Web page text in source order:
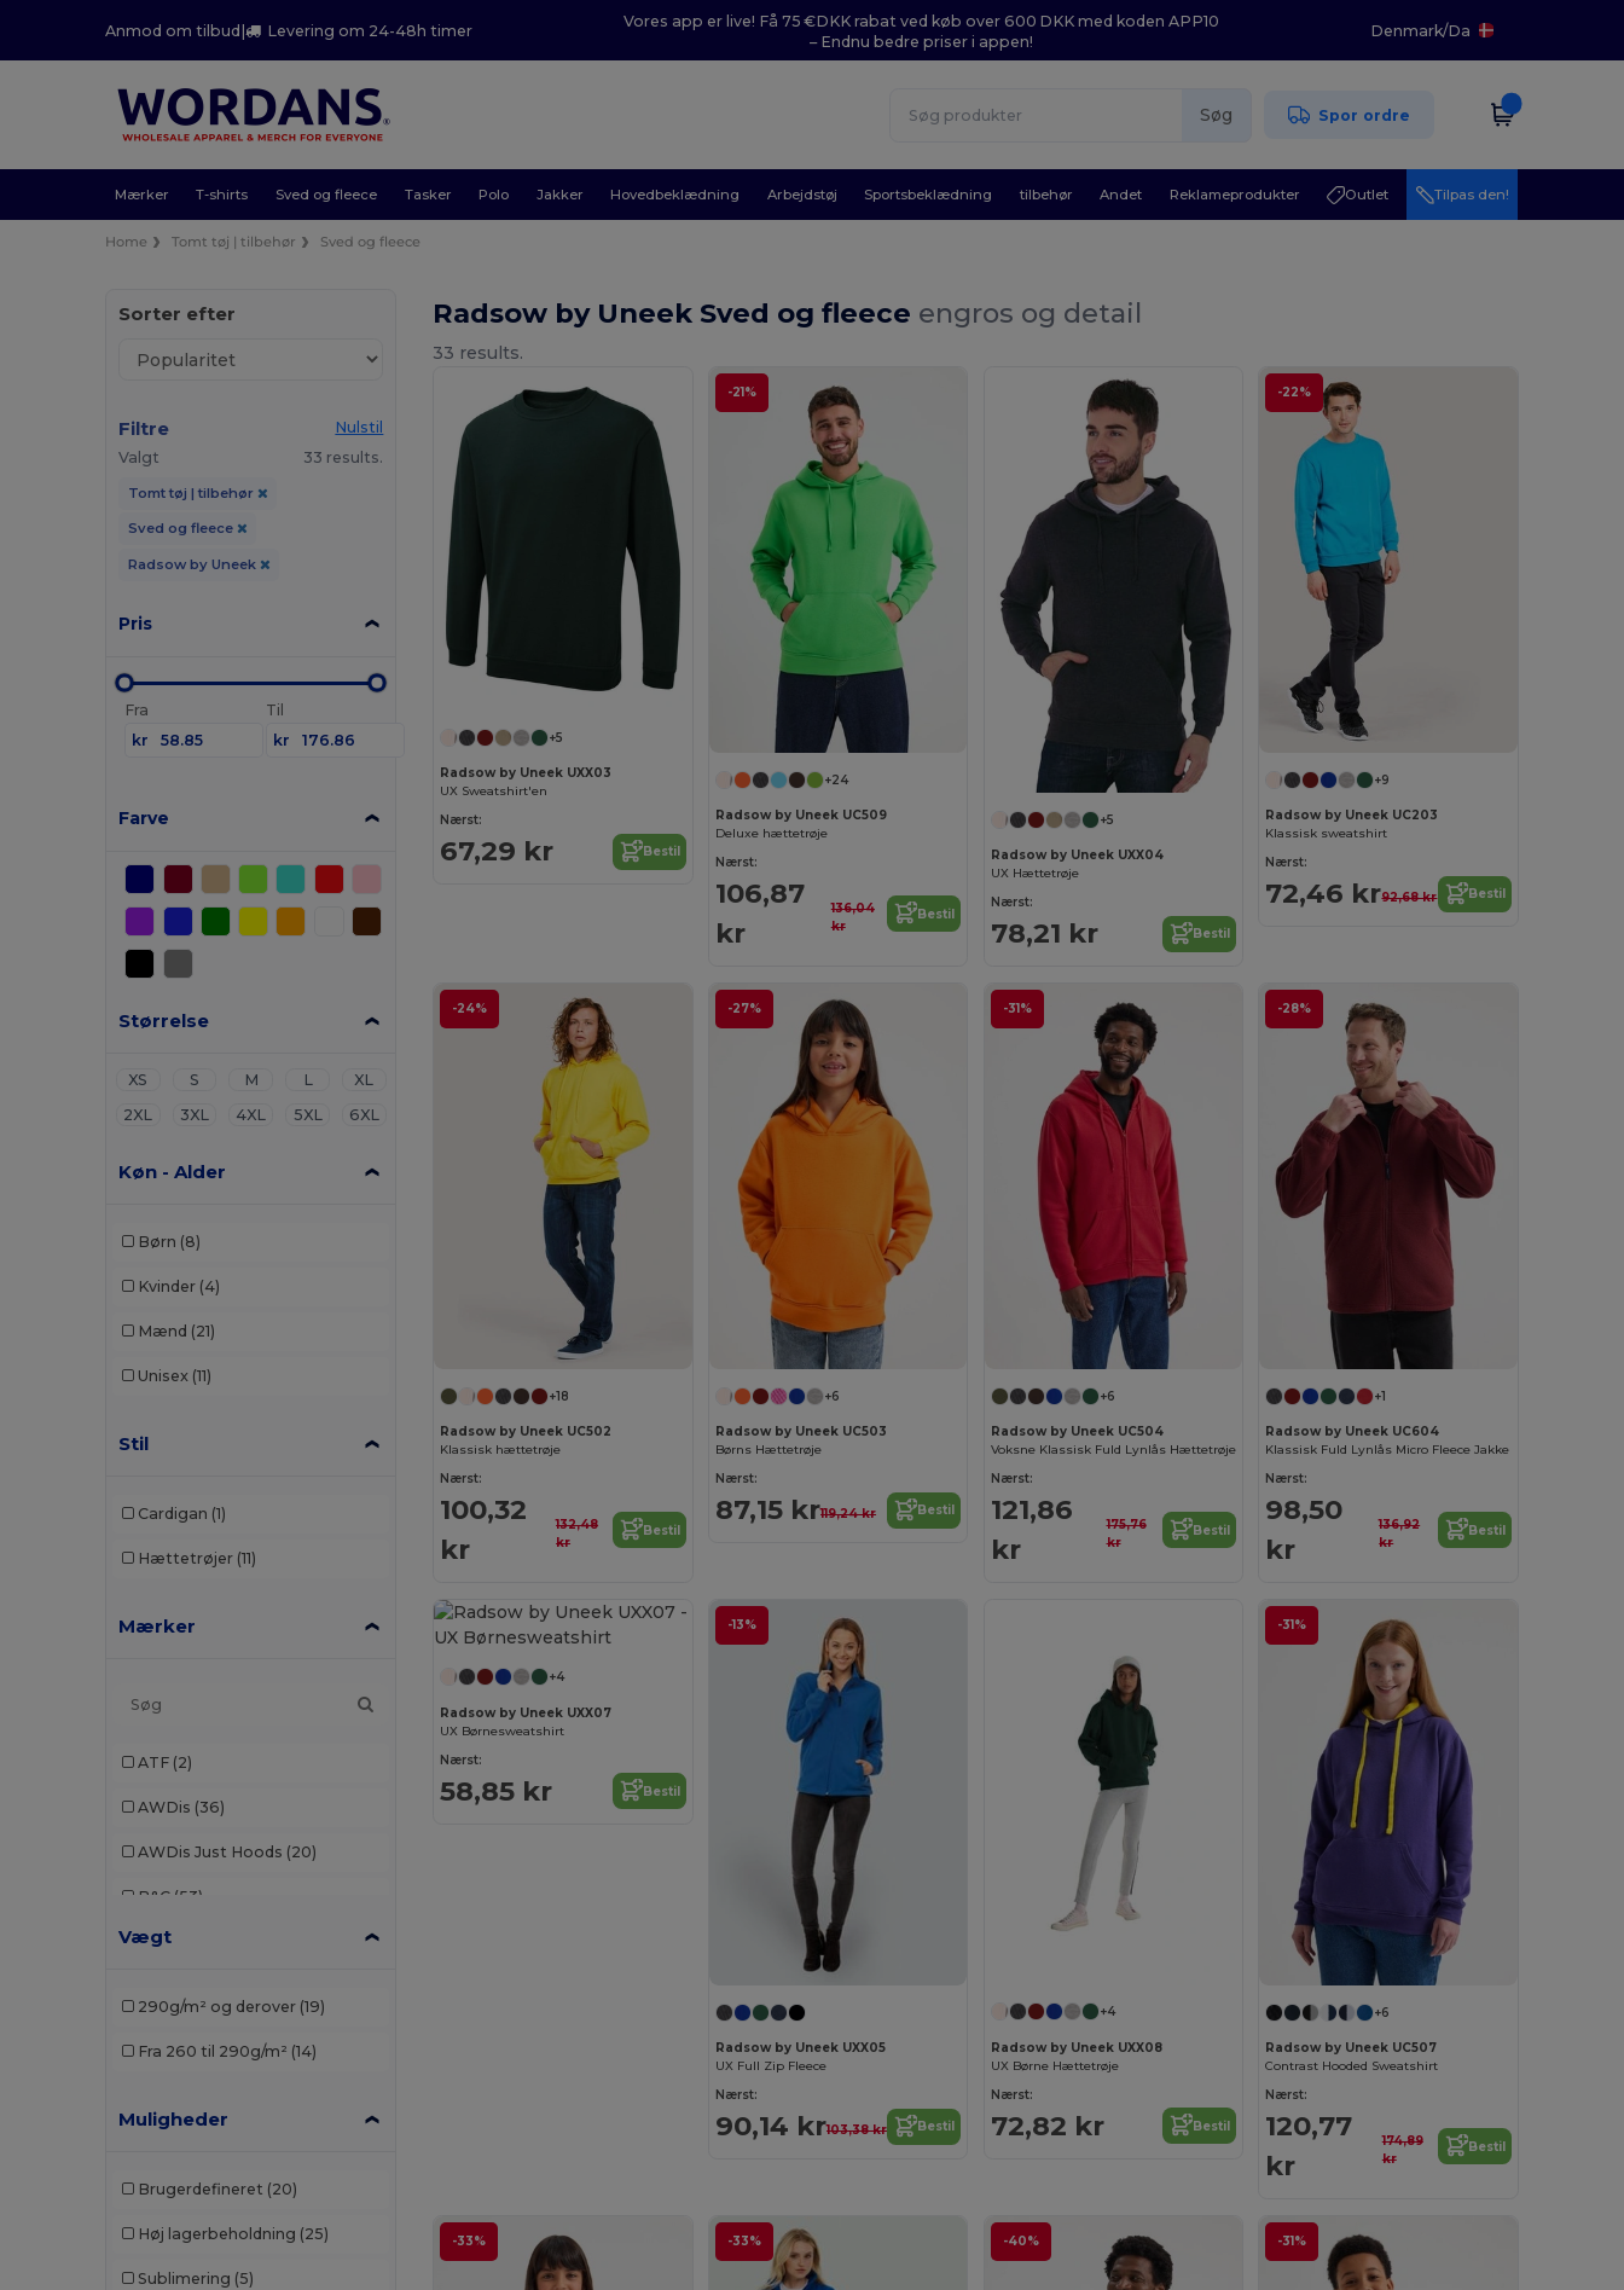
Anmod om tilbud| Levering om 24-48h timer
Vores app er live! Få 75 €DKK rabat ved køb over 600 DKK med koden APP10
– Endnu bedre priser i appen!
Denmark/Da
Søg Spor ordre
Mærker T-shirts Sved og fleece Tasker Polo Jakker Hovedbeklædning Arbejdstøj Sportsbeklædning tilbehør Andet Reklameprodukter Outlet Tilpas den!
Home Tomt tøj | tilbehør Sved og fleece
Sorter efter
Filtre
Nulstil
Valgt
33 results.
Tomt tøj | tilbehør
Sved og fleece
Radsow by Uneek
Pris
Fra
kr
Til
kr
Farve
Størrelse
XS S M L
XL
2XL
3XL 4XL 5XL 6XL
Køn - Alder
Børn (8)
Kvinder (4)
Mænd (21)
Unisex (11)
Stil
Cardigan (1)
Hættetrøjer (11)
Mærker
ATF (2)
AWDis (36)
AWDis Just Hoods (20)
B&C (53)
B&C Pro
Build Your Brand
Vægt
290g/m² og derover (19)
Fra 260 til 290g/m² (14)
Muligheder
Brugerdefineret (20)
Høj lagerbeholdning (25)
Sublimering (5)
Radsow by Uneek Sved og fleece engros og detail
33 results.
+5
Radsow by Uneek UXX03
UX Sweatshirt'en
Nærst:
67,29 kr Bestil
-21%
+24
Radsow by Uneek UC509
Deluxe hættetrøje
Nærst:
106,87
kr
136,04
kr
Bestil
+5
Radsow by Uneek UXX04
UX Hættetrøje
Nærst:
78,21 kr Bestil
-22%
+9
Radsow by Uneek UC203
Klassisk sweatshirt
Nærst:
72,46 kr92,68 kr Bestil
-24%
+18
Radsow by Uneek UC502
Klassisk hættetrøje
Nærst:
100,32
kr
132,48
kr
Bestil
-27%
+6
Radsow by Uneek UC503
Børns Hættetrøje
Nærst:
87,15 kr119,24 kr Bestil
-31%
+6
Radsow by Uneek UC504
Voksne Klassisk Fuld Lynlås Hættetrøje
Nærst:
121,86
kr
175,76
kr
Bestil
-28%
+1
Radsow by Uneek UC604
Klassisk Fuld Lynlås Micro Fleece Jakke
Nærst:
98,50
kr
136,92
kr
Bestil
+4
Radsow by Uneek UXX07
UX Børnesweatshirt
Nærst:
58,85 kr Bestil
-13%
Radsow by Uneek UXX05
UX Full Zip Fleece
Nærst:
90,14 kr103,38 kr Bestil
+4
Radsow by Uneek UXX08
UX Børne Hættetrøje
Nærst:
72,82 kr Bestil
-31%
+6
Radsow by Uneek UC507
Contrast Hooded Sweatshirt
Nærst:
120,77
kr
174,89
kr
Bestil
-33% -33% -40% -31%